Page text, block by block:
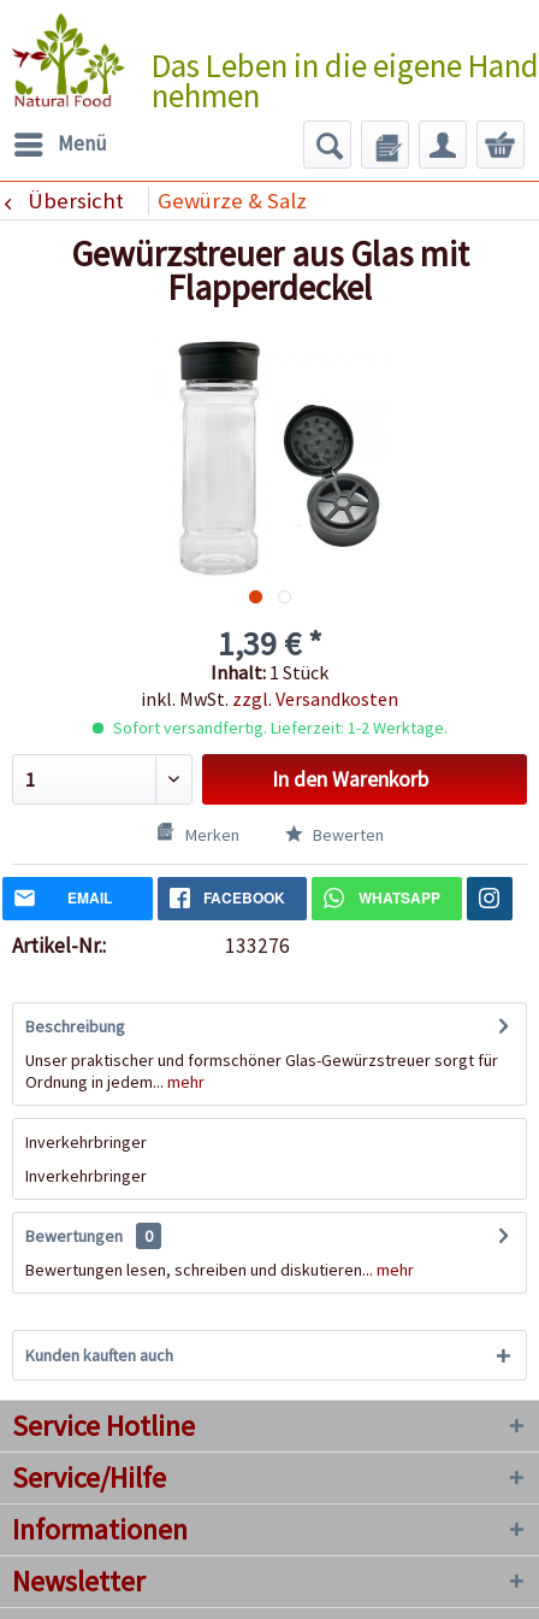
Das Leben in die eigene Hand
nehmen
Menü
Übersicht Gewürze & Salz
Gewürzstreuer aus Glas mit
Flapperdeckel
1,39 € *
Inhalt: 1 Stück
inkl. MwSt. zzgl. Versandkosten
Sofort versandfertig. Lieferzeit: 1-2 Werktage.
In denWarenkorb
Merken Bewerten
EMAIL FACEBOOK WHATSAPP
Artikel-Nr.: 133276
Beschreibung
Unser praktischer und formschöner Glas-Gewürzstreuer sorgt für
Ordnung in jedem... mehr
Inverkehrbringer
Inverkehrbringer
Bewertungen
0
Bewertungen lesen, schreiben und diskutieren... mehr
Kunden kauften auch
Service Hotline
Service/Hilfe
Informationen
Newsletter